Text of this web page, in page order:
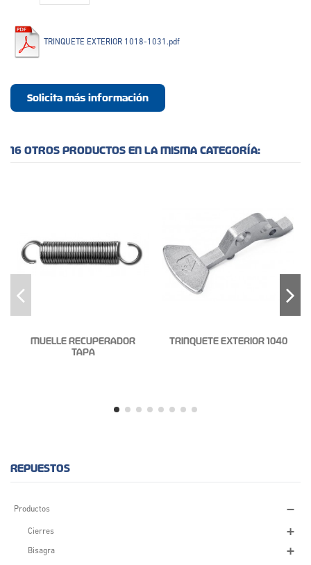
TRINQUETE EXTERIOR 1018-1031.pdf
Solicita más información
16 OTROS PRODUCTOS EN LA MISMA CATEGORÍA:
MUELLE RECUPERADOR
TAPA
TRINQUETE EXTERIOR 1040
REPUESTOS
Productos
Cierres
Bisagra